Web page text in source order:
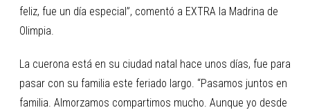
feliz, fue un día especial”, comentó a EXTRA la Madrina de
Olimpia.
La cuerona está en su ciudad natal hace unos días, fue para
pasar con su familia este feriado largo. “Pasamos juntos en
familia. Almorzamos compartimos mucho. Aunque yo desde